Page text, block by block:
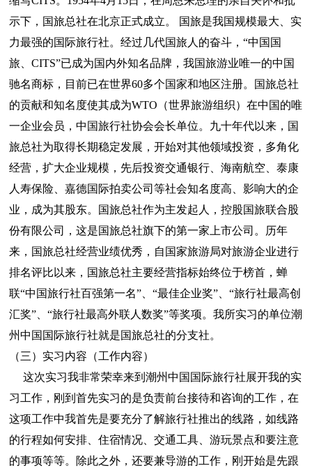
示下，国旅总社在北京正式成立。 国旅是我国规模最大、实
力最强的国际旅行社。经过几代国旅人的奋斗，“中国国
旅、CITS”已成为国内外知名品牌，我国旅游业唯一的中国
驰名商标，目前已在世界60多个国家和地区注册。国旅总社
的贡献和知名度使其成为WTO（世界旅游组织）在中国的唯
一企业会员，中国旅行社协会会长单位。九十年代以来，国
旅总社为取得长期稳定发展，开始对其他领域投资，多角化
经营，扩大企业规模，先后投资交通银行、海南航空、泰康
人寿保险、嘉德国际拍卖公司等社会知名度高、影响大的企
业，成为其股东。国旅总社作为主发起人，控股国旅联合股
份有限公司，这是国旅总社旗下的第一家上市公司。历年
来，国旅总社经营业绩优秀，自国家旅游局对旅游企业进行
排名评比以来，国旅总社主要经营指标始终位于榜首，蝉
联“中国旅行社百强第一名”、“最佳企业奖”、“旅行社最高创
汇奖”、“旅行社最高外联人数奖”等奖项。我所实习的单位潮
州中国国际旅行社就是国旅总社的分支社。
（三）实习内容（工作内容）
这次实习我非常荣幸来到潮州中国国际旅行社展开我的实
习工作，刚到首先实习的是负责前台接待和咨询的工作，在
这项工作中我首先是要充分了解旅行社推出的线路，如线路
的行程如何安排、住宿情况、交通工具、游玩景点和要注意
的事项等等。除此之外，还要兼导游的工作，刚开始是先跟